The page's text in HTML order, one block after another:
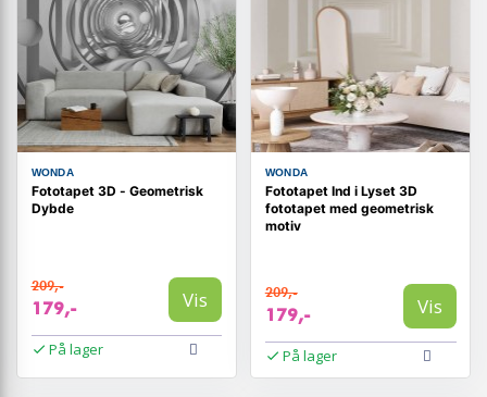
WONDA
Fototapet 3D - Geometrisk
Dybde
209,-
179,- Vis
På lager
WONDA
Fototapet Ind i Lyset 3D
fototapet med geometrisk
motiv
209,-
179,- Vis
På lager